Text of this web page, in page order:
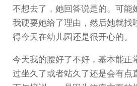
不想去了，她回答说是的。可能
我硬要她给了理由，然后她就找
得今天在幼儿园还是很开心的。
今天我的腰好了不好，基本能正
过坐久了或者站久了还是会有点